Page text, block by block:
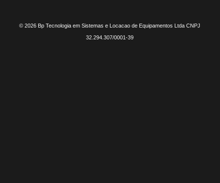
© 2026 Bp Tecnologia em Sistemas e Locacao de Equipamentos Ltda CNPJ
32.294.307/0001-39